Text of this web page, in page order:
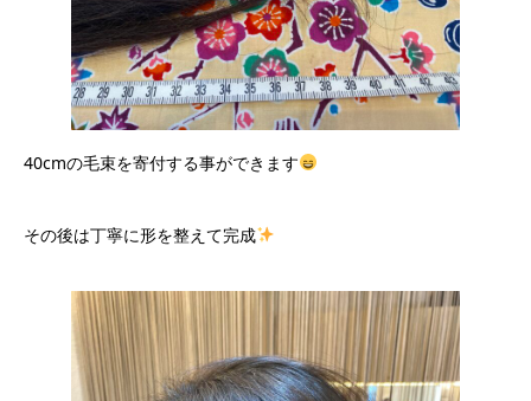
40cmの毛束を寄付する事ができます
その後は丁寧に形を整えて完成